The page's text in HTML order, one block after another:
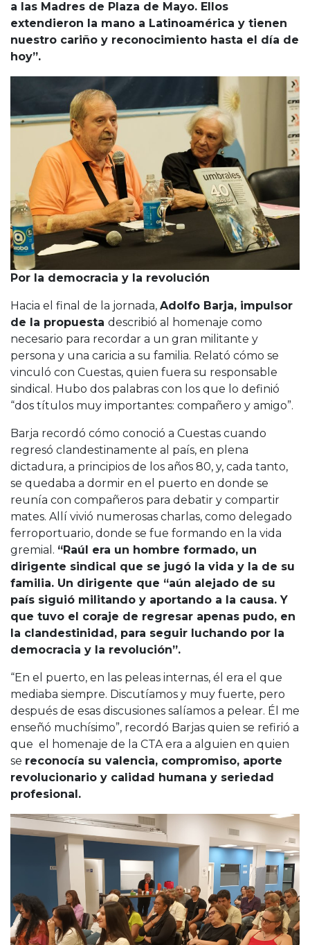
a las Madres de Plaza de Mayo. Ellos
extendieron la mano a Latinoamérica y tienen
nuestro cariño y reconocimiento hasta el día de
hoy”.
Por la democracia y la revolución
Hacia el final de la jornada, Adolfo Barja, impulsor
de la propuesta describió al homenaje como
necesario para recordar a un gran militante y
persona y una caricia a su familia. Relató cómo se
vinculó con Cuestas, quien fuera su responsable
sindical. Hubo dos palabras con los que lo definió
“dos títulos muy importantes: compañero y amigo”.
Barja recordó cómo conoció a Cuestas cuando
regresó clandestinamente al país, en plena
dictadura, a principios de los años 80, y, cada tanto,
se quedaba a dormir en el puerto en donde se
reunía con compañeros para debatir y compartir
mates. Allí vivió numerosas charlas, como delegado
ferroportuario, donde se fue formando en la vida
gremial. “Raúl era un hombre formado, un
dirigente sindical que se jugó la vida y la de su
familia. Un dirigente que “aún alejado de su
país siguió militando y aportando a la causa. Y
que tuvo el coraje de regresar apenas pudo, en
la clandestinidad, para seguir luchando por la
democracia y la revolución”.
“En el puerto, en las peleas internas, él era el que
mediaba siempre. Discutíamos y muy fuerte, pero
después de esas discusiones salíamos a pelear. Él me
enseñó muchísimo”, recordó Barjas quien se refirió a
que el homenaje de la CTA era a alguien en quien
se reconocía su valencia, compromiso, aporte
revolucionario y calidad humana y seriedad
profesional.